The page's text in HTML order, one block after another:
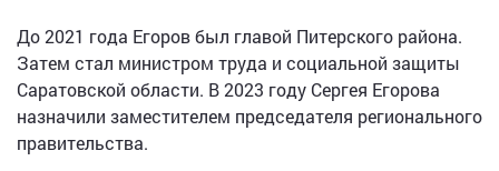
До 2021 года Егоров был главой Питерского района.
Затем стал министром труда и социальной защиты
Саратовской области. В 2023 году Сергея Егорова
назначили заместителем председателя регионального
правительства.